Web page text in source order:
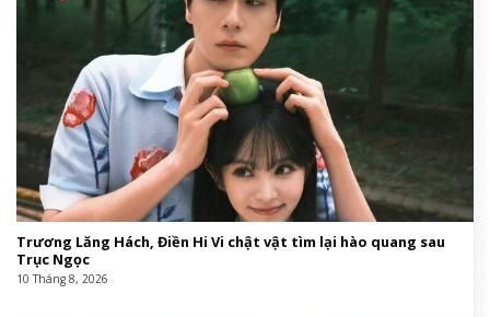
Trương Lăng Hách, Điền Hi Vi chật vật tìm lại hào quang sau
Trục Ngọc
10 Tháng 8, 2026